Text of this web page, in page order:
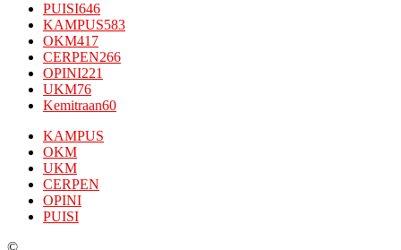
PUISI646
KAMPUS583
OKM417
CERPEN266
OPINI221
UKM76
Kemitraan60
KAMPUS
OKM
UKM
CERPEN
OPINI
PUISI